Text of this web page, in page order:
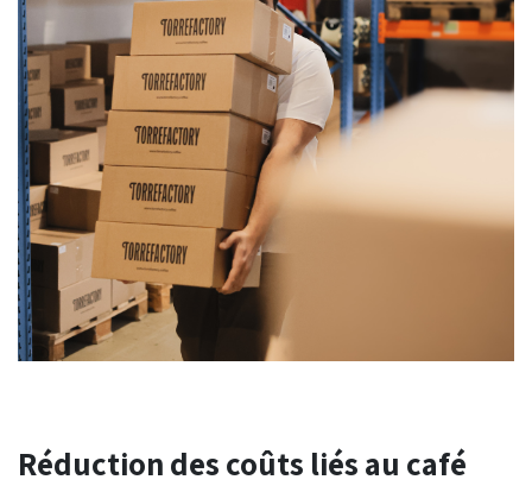
Réduction des coûts liés au café